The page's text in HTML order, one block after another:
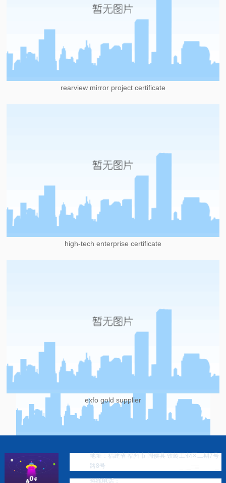
rearview mirror project certificate
high-tech enterprise certificate
exfo gold supplier
地址：福建省 福州市 闽侯县 铁岭工业区二期7号
路8号
热线电话：